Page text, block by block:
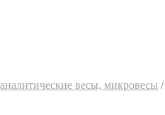
весы, микровесы /